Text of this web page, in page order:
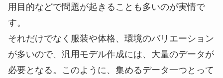
用目的などで問題が起きることも多いのが実情で
す。
それだけでなく服装や体格、環境のバリエーション
が多いので、汎用モデル作成には、大量のデータが
必要となる。このように、集めるデータ一つとって